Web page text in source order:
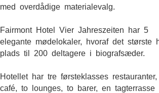
med overdådige materialevalg.
Fairmont Hotel Vier Jahreszeiten har 5
elegante mødelokaler, hvoraf det største
plads til 200 deltagere i biografsæder.
Hotellet har tre førsteklasses
café, to lounges, to barer, en tagterrasse